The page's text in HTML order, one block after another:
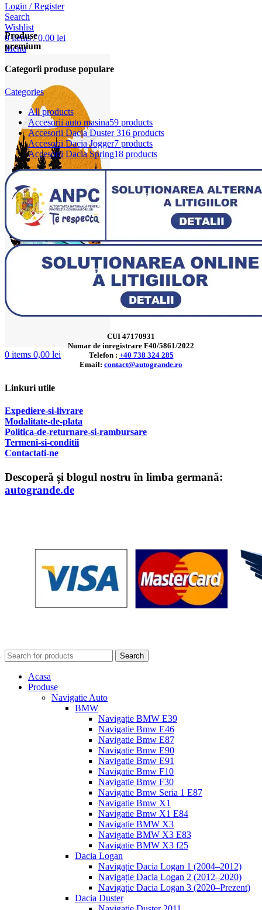
Login / Register
Search
Wishlist
0items / 0,00 lei
Menu
0 items 0,00 lei
Produse
premium
Categorii produse populare
Categories
Allproducts
Accesorii auto masina59 products
Accesorii Dacia Duster 316 products
Accesorii Dacia Jogger7 products
Accesorii Dacia Spring18 products
CUI 47170931
Numar de inregistrare F40/5861/2022
Telefon : +40 738 324 285
Email: contact@autogrande.ro
Linkuri utile
Expediere-si-livrare
Modalitate-de-plata
Politica-de-returnare-si-rambursare
Termeni-si-conditii
Contactati-ne
Descoperă și blogul nostru în limba germană:
autogrande.de
Search
Acasa
Produse
Navigatie Auto
BMW
Navigație BMW E39
Navigatie Bmw E46
Navigatie Bmw E87
Navigatie Bmw E90
Navigatie Bmw E91
Navigatie Bmw F10
Navigatie Bmw F30
Navigatie Bmw Seria 1 E87
Navigatie Bmw X1
Navigatie Bmw X1 E84
Navigatie BMW X3
Navigatie BMW X3 E83
Navigatie BMW X3 f25
Dacia Logan
Navigație Dacia Logan 1 (2004–2012)
Navigație Dacia Logan 2 (2012–2020)
Navigație Dacia Logan 3 (2020–Prezent)
Dacia Duster